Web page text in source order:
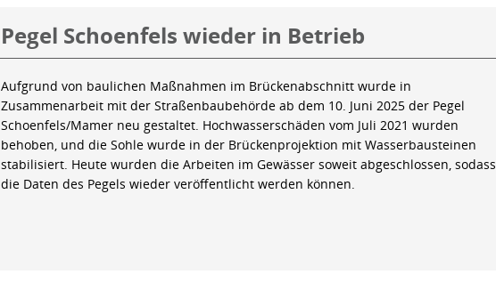
Pegel Schoenfels wieder in Betrieb
Aufgrund von baulichen Maßnahmen im Brückenabschnitt wurde in
Zusammenarbeit mit der Straßenbaubehörde ab dem 10. Juni 2025 der Pegel
Schoenfels/Mamer neu gestaltet. Hochwasserschäden vom Juli 2021 wurden
behoben, und die Sohle wurde in der Brückenprojektion mit Wasserbausteinen
stabilisiert. Heute wurden die Arbeiten im Gewässer soweit abgeschlossen, sodass
die Daten des Pegels wieder veröffentlicht werden können.